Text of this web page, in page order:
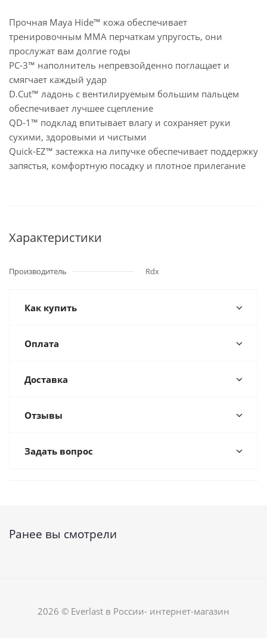
Прочная Maya Hide™ кожа обеспечивает
тренировочным MMA перчаткам упругость, они
прослужат вам долгие годы
PC-3™ наполнитель непревзойденно поглащает и
смягчает каждый удар
D.Cut™ ладонь с вентилируемым большим пальцем
обеспечивает лучшее сцепление
QD-1™ подклад впитывает влагу и сохраняет руки
сухими, здоровыми и чистыми
Quick-EZ™ застежка на липучке обеспечивает поддержку
запястья, комфортную посадку и плотное прилегание
Характеристики
Производитель Rdx
Как купить
Оплата
Доставка
Отзывы
Задать вопрос
Ранее вы смотрели
2026 © Everlast в России- интернет-магазин